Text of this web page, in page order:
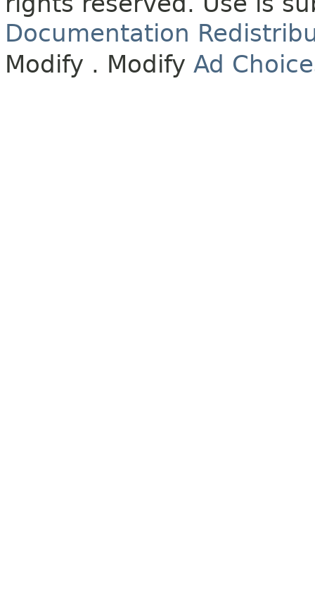
Documentation
Modify . Modify Ad